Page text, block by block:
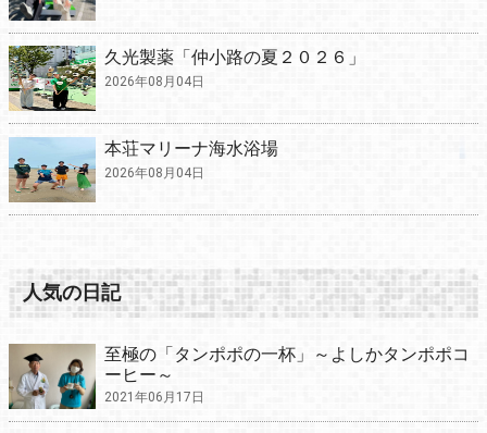
久光製薬「仲小路の夏２０２６」
2026年08月04日
本荘マリーナ海水浴場
2026年08月04日
人気の日記
至極の「タンポポの一杯」～よしかタンポポコ
ーヒー～
2021年06月17日